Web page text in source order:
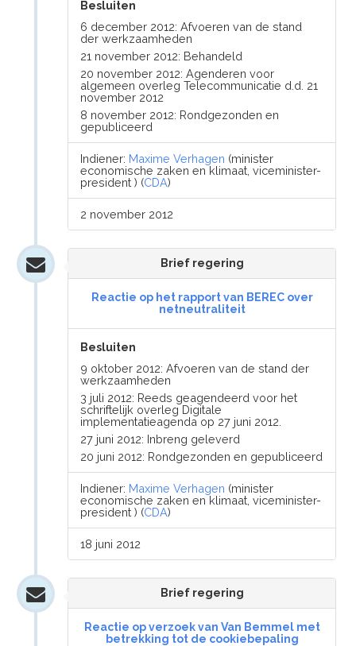
Besluiten
6 december 2012: Afvoeren van de stand
der werkzaamheden
21 november 2012: Behandeld
20 november 2012: Agenderen voor
algemeen overleg Telecommunicatie d.d. 21
november 2012
8 november 2012: Rondgezonden en
gepubliceerd
Indiener: Maxime Verhagen (minister
economische zaken en klimaat, viceminister-
president ) (CDA)
2 november 2012
Brief regering
Reactie op het rapport van BEREC over
netneutraliteit
Besluiten
9 oktober 2012: Afvoeren van de stand der
werkzaamheden
3 juli 2012: Reeds geagendeerd voor het
schriftelijk overleg Digitale
implementatieagenda op 27 juni 2012.
27 juni 2012: Inbreng geleverd
20 juni 2012: Rondgezonden en gepubliceerd
Indiener: Maxime Verhagen (minister
economische zaken en klimaat, viceminister-
president ) (CDA)
18 juni 2012
Brief regering
Reactie op verzoek van Van Bemmel met
betrekking tot de cookiebepaling